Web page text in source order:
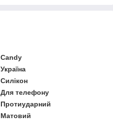
Candy
Україна
Силікон
Для телефону
Протиударний
Матовий